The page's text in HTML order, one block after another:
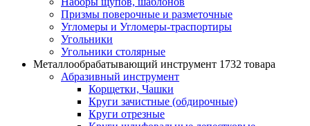
Призмы поверочные и разметочные
Угломеры и Угломеры-траспортиры
Угольники
Угольники столярные
Металлообрабатывающий инструмент 1732 товара
Абразивный инструмент
Корщетки, Чашки
Круги зачистные (обдирочные)
Круги отрезные